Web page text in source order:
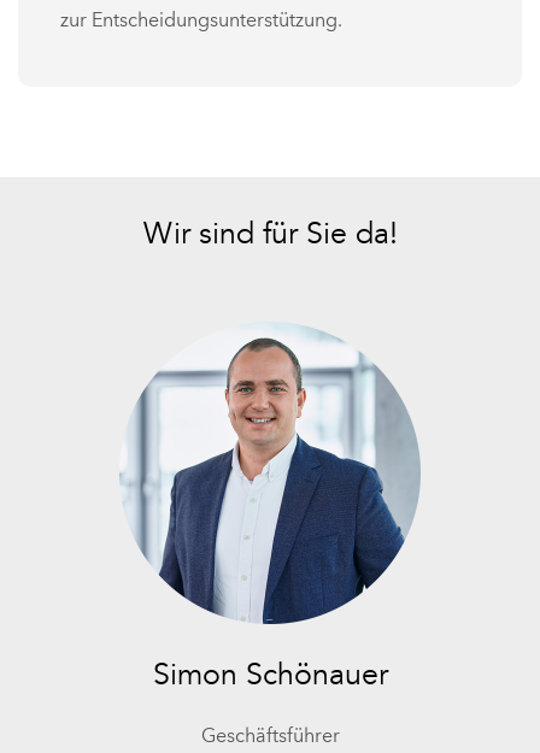
zur Entscheidungsunterstützung.
Wir sind für Sie da!
Simon Schönauer
Geschäftsführer